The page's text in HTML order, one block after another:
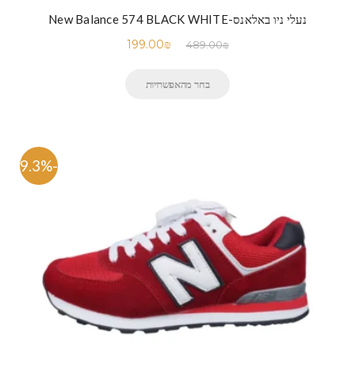
נעלי ניו באלאנס-New Balance 574 BLACK WHITE
489.00₪
199.00₪
בחר מהאפשרויות
-59.3%